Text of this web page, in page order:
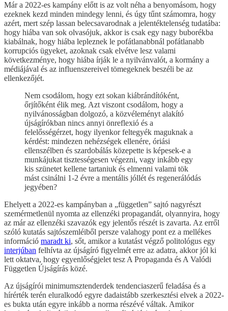
Már a 2022-es kampány előtt is az volt néha a benyomásom, hogy
ezeknek kezd minden mindegy lenni, és úgy tűnt számomra, hogy
azért, mert szép lassan belecsavarodnak a jelentéktelenség tudatába:
hogy hiába van sok olvasójuk, akkor is csak egy nagy buborékba
kiabálnak, hogy hiába lepleznek le pofátlanabbnál pofátlanabb
korrupciós ügyeket, azoknak csak elvétve lesz valami
következménye, hogy hiába írják le a nyilvánvalót, a kormány a
médiájával és az influenszereivel tömegeknek beszéli be az
ellenkezőjét.
Nem csodálom, hogy ezt sokan kiábrándítóként,
őrjítőként élik meg. Azt viszont csodálom, hogy a
nyilvánosságban dolgozó, a közvéleményt alakító
újságírókban nincs annyi önreflexió és a
felelősségérzet, hogy ilyenkor feltegyék maguknak a
kérdést: mindezen nehézségek ellenére, óriási
ellenszélben és szardobálás közepette is képesek-e a
munkájukat tisztességesen végezni, vagy inkább egy
kis szünetet kellene tartaniuk és elmenni valami tök
mást csinálni 1-2 évre a mentális jóllét és regenerálódás
jegyében?
Ehelyett a 2022-es kampányban a „független” sajtó nagyrészt
szemérmetlenül nyomta az ellenzéki propagandát, olyannyira, hogy
az már az ellenzéki szavazók egy jelentős részét is zavarta. Az erről
szóló kutatás sajtószemléiből persze valahogy pont ez a mellékes
információ maradt ki, sőt, amikor a kutatást végző politológus egy
interjúban felhívta az újságíró figyelmét erre az adatra, akkor jól ki
lett oktatva, hogy egyenlőségjelet tesz A Propaganda és A Valódi
Független Újságírás közé.
Az újságírói minimumsztenderdek tendenciaszerű feladása és a
hírérték terén eluralkodó egyre dadaistább szerkesztési elvek a 2022-
es bukta után egyre inkább a norma részévé váltak. Amikor